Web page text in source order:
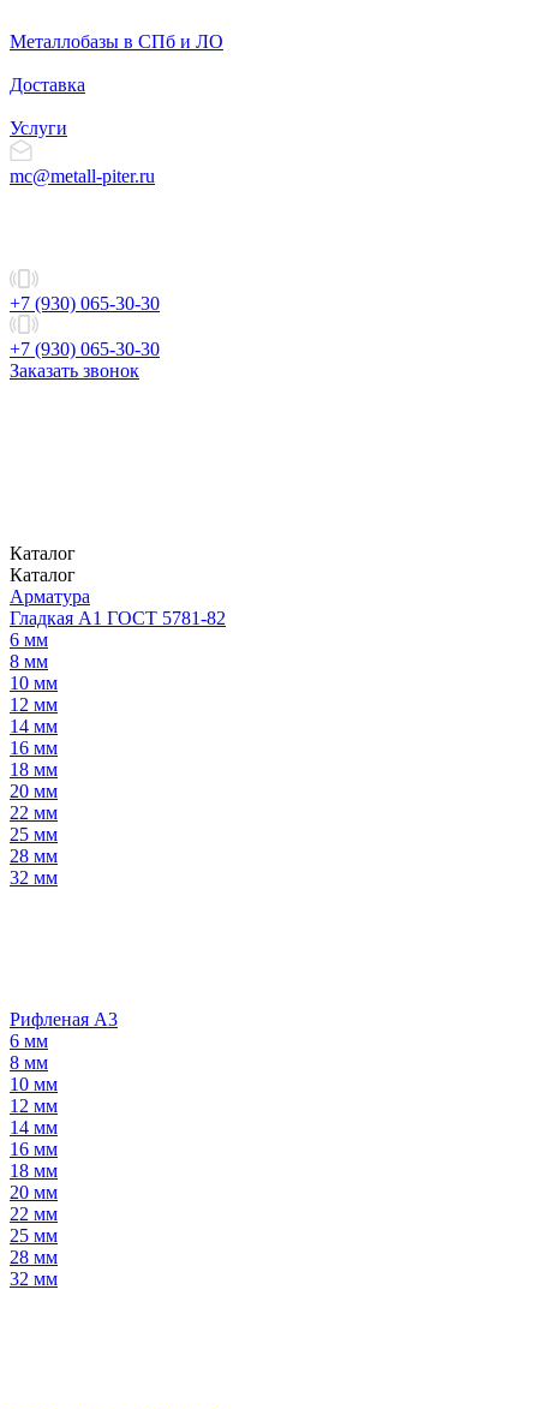
Металлобазы в СПб и ЛО
Доставка
Услуги
mc@metall-piter.ru
+7 (930) 065-30-30
+7 (930) 065-30-30
Заказать звонок
Каталог
Каталог
Арматура
Гладкая А1 ГОСТ 5781-82
6 мм
8 мм
10 мм
12 мм
14 мм
16 мм
18 мм
20 мм
22 мм
25 мм
28 мм
32 мм
Рифленая А3
6 мм
8 мм
10 мм
12 мм
14 мм
16 мм
18 мм
20 мм
22 мм
25 мм
28 мм
32 мм